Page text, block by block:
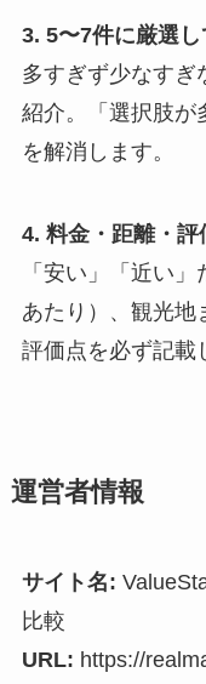
3. 5〜7件に厳選
多すぎず少なすぎ
紹介。「選択肢が
を解消します。
4. 料金・距離・
「安い」「近い
あたり）、観光地
評価点を必ず記載
運営者情報
サイト名:
比較
URL: https://